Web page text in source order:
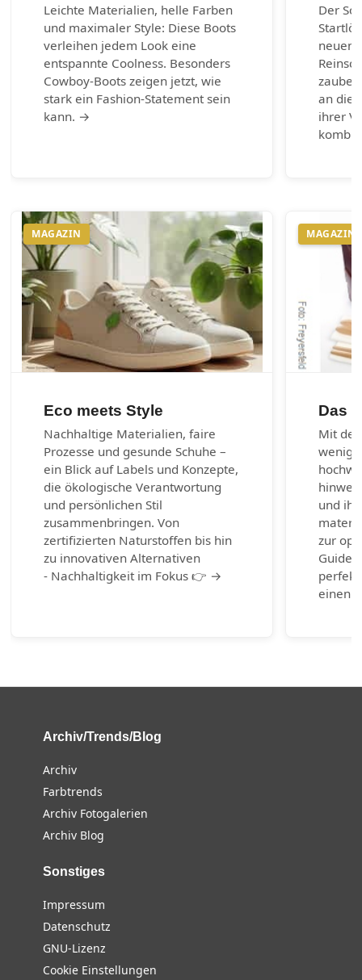
Leichte Materialien, helle Farben
und maximaler Style: Diese Boots
verleihen jedem Look eine
entspannte Coolness. Besonders
Cowboy-Boots zeigen jetzt, wie
stark ein Fashion-Statement sein
kann. →
Der
neuen
an die
ihrer
MAGAZIN
Eco meets Style
Nachhaltige Materialien, faire
Prozesse und gesunde Schuhe –
ein Blick auf Labels und Konzepte,
die ökologische Verantwortung
und persönlichen Stil
zusammenbringen. Von
zertifizierten Naturstoffen bis hin
zu innovativen Alternativen
- Nachhaltigkeit im Fokus 👉 →
MAGAZIN
Das
Mit
wenig
und
zur
Guide
einen
Archiv/Trends/Blog
Archiv
Farbtrends
Archiv Fotogalerien
Archiv Blog
Sonstiges
Impressum
Datenschutz
GNU-Lizenz
Cookie Einstellungen